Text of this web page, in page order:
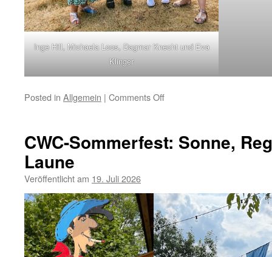
Inge Hill, Michaela Loos, Dagmar Knecht und Eva
Klinger
Posted in Allgemein | Comments Offon
für
–
Mit
Herz
genäht,
mit
Freude
CWC-Sommerfest: Sonne,
Laune
Veröffentlicht am 19. Juli 2026